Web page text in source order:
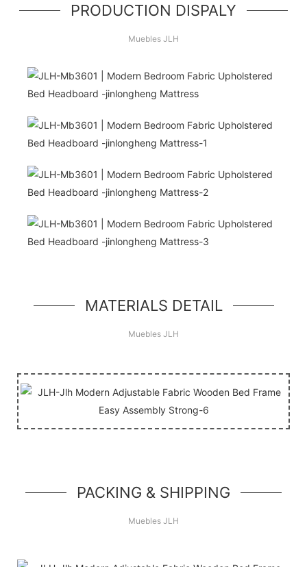
PRODUCTION DISPALY
Muebles JLH
¡Hola Mundo!
MATERIALS DETAIL
Muebles JLH
PACKING & SHIPPING
Muebles JLH